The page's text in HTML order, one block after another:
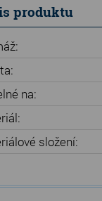
produktu
na:
složení: